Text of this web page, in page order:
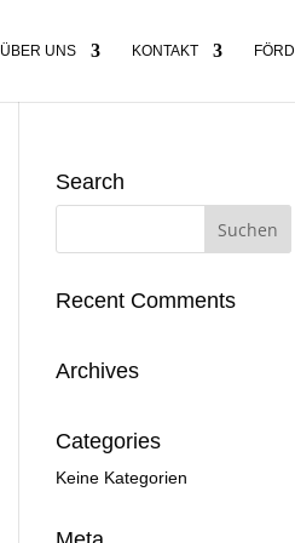
ÜBER UNS KONTAKT
Search
Recent Comments
Archives
Categories
Keine Kategorien